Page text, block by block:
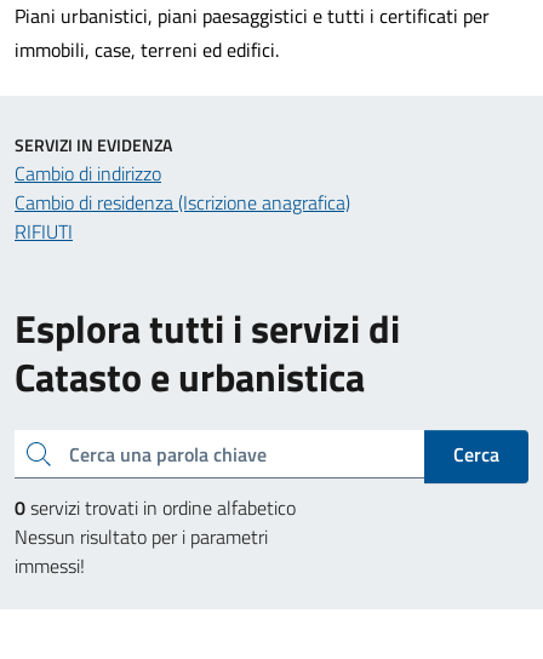
Piani urbanistici, piani paesaggistici e tutti i certificati per
immobili, case, terreni ed edifici.
Esplora tutti i servizi di
Catasto e urbanistica
Cerca una parola chiave
Cerca
0servizi trovati in ordine alfabetico
Nessun risultato per i parametri
immessi!
SERVIZI IN EVIDENZA
Cambio di indirizzo
Cambio di residenza (Iscrizione anagrafica)
RIFIUTI